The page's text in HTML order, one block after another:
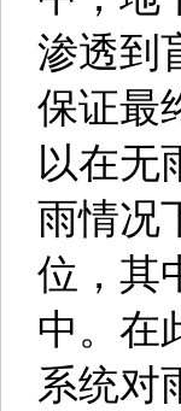
渗透到
保证最
以在无
雨情况
位，其
中。在
系统对